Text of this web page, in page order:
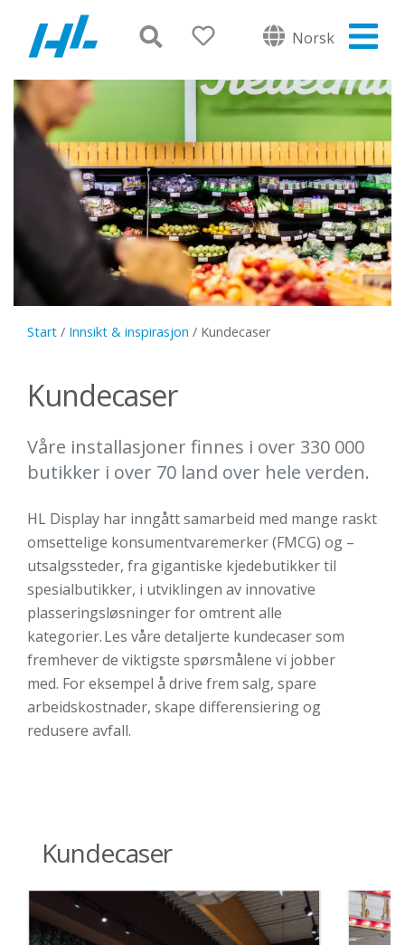
Norsk
Start / Innsikt & inspirasjon / Kundecaser
Kundecaser
Våre installasjoner finnes i over 330 000
butikker i over 70 land over hele verden.
HL Display har inngått samarbeid med mange raskt
omsettelige konsumentvaremerker (FMCG) og –
utsalgssteder, fra gigantiske kjedebutikker til
spesialbutikker, i utviklingen av innovative
plasseringsløsninger for omtrent alle
kategorier. Les våre detaljerte kundecasersom
fremhever de viktigste spørsmålene vi jobber
med. For eksempel å drive frem salg, spare
arbeidskostnader, skape differensiering og
redusere avfall.
Kundecaser